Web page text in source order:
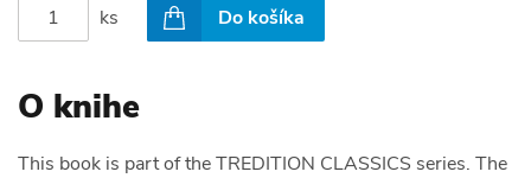
ks Do košíka
O knihe
This book is part of the TREDITION CLASSICS series. The